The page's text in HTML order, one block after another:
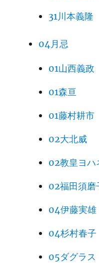
31川本義隆
04月忌
01山西義政
01森亘
01藤村耕市
02大北威
02教皇ヨ
02福田須磨
04伊藤実雄
04杉村春子
05ダグラス